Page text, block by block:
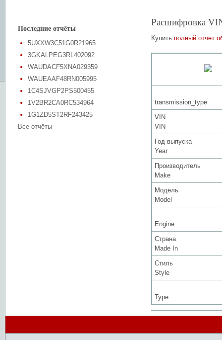
Последние отчёты
5UXXW3C51G0R21965
3GKALPEG3RL402092
WAUDACF5XNA029359
WAUEAAF48RN005995
1C4SJVGP2PS500455
1V2BR2CA0RC534964
1G1ZD5ST2RF243425
Все отчёты
Расшифровка
Купить полный отчет
transmission_type
VIN
VIN
Год выпуска
Year
Производитель
Make
Модель
Model
Engine
Страна
Made In
Стиль
Style
Type